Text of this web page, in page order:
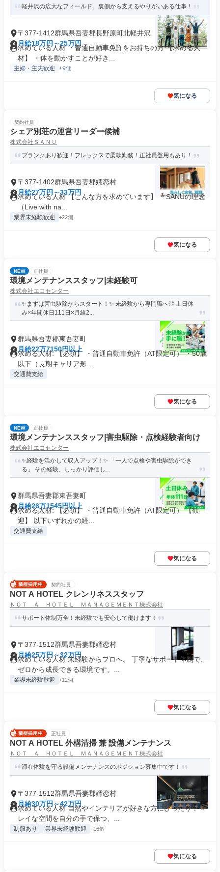
軽井沢の広大なフィールド。裏側から支えるやりがいある仕事！
〒377-1412群馬県吾妻郡長野原町北軽井沢
月給18万円～25万円
求めている人材 ・普通自動車免許をお持ちの方 【求める人
材】 ・体を動かすことが好き...
主婦・主夫歓迎 +9個
気になる
契約社員
シェア別荘の運営リーダー候補
株式会社ＳＡＮＵ
ブランクあり歓迎！フレックスで柔軟勤務！正社員登用もあり！
〒377-1402群馬県吾妻郡嬬恋村
月給27万円～33万円
求めている人材 【こんな方を求めています】 ＊SANUの理念
（Live with na...
業界未経験歓迎 +22個
気になる
NEW 正社員
環境メンテナンススタッフ|未経験可
株式会社エコセンター
✨まずは害虫駆除からスタート！✨ 未経験から専門職へ◎ 土日休
み×年間休日111日×月給2...
群馬県吾妻郡東吾妻町
月給22万7150円以上
求める人材: 【必須】 ・普通自動車免許（AT限定可） ・50歳
以下（長期キャリア形...
交通費支給
気になる
NEW 正社員
環境メンテナンススタッフ|害虫駆除・点検経験者向け
株式会社エコセンター
✨経験を活かして収入アップ！✨ 「一人で点検や害虫駆除ができ
る」 その経験、しっかり評価し...
群馬県吾妻郡東吾妻町
月給26万1545円以上
求める人材: 【必須】 ・普通自動車免許（AT限定可） 【歓
迎】 以下いずれかの経...
交通費支給
気になる
契約社員
NOT A HOTEL クレンリネススタッフ
ＮＯＴ Ａ ＨＯＴＥＬ ＭＡＮＡＧＥＭＥＮＴ株式会社
サポート体制万全！未経験でも安心して働けます！
〒377-1512群馬県吾妻郡嬬恋村
月給25万円～32万円
求めている人材 未経験からプロへ。 丁寧なサポート体制で、
ゼロから成長できる環境です。...
業界未経験歓迎 +12個
気になる
正社員
NOT A HOTEL 外構清掃 兼 設備メンテナンス
ＮＯＴ Ａ ＨＯＴＥＬ ＭＡＮＡＧＥＭＥＮＴ株式会社
滞在体験を守る設備メンテナンスのポジション募集中です！
〒377-1512群馬県吾妻郡嬬恋村
月給30万円～42万円
求めている人材 自然やインテリアが好きな方にぴったり！ キ
レイな空間を自分の手で保つ、...
制服あり 業界未経験歓迎 +16個
気になる